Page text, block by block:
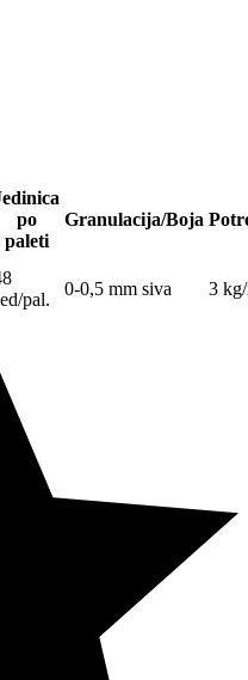
po
paleti
Granulacija/Boja
pal.
0-0,5 mm siva 3 kg/